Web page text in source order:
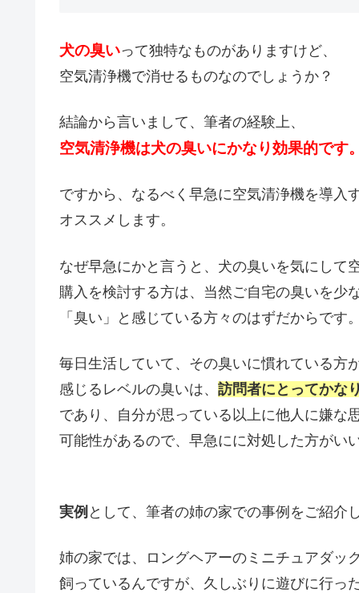
犬の臭いって独特なものがありますけど、
空気清浄機で消せるものなのでしょうか？
結論から言いまして、筆者の経験上、
空気清浄機は犬の臭いにかなり効果的です
ですから、なるべく早急に空気清浄機を導入
オススメします。
なぜ早急にかと言うと、犬の臭いを気にして
購入を検討する方は、当然ご自宅の臭いを少
「臭い」と感じている方々のはずだからです
毎日生活していて、その臭いに慣れている方
感じるレベルの臭いは、 訪問者にとってかな
であり、自分が思っている以上に他人に嫌な
可能性があるので、早急にに対処した方がい
実例 として、筆者の姉の家での事例をご紹介
姉の家では、ロングヘアーのミニチュアダッ
飼っているんですが、久しぶりに遊びに行っ